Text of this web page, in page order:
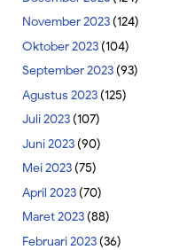
November 2023(124)
Oktober 2023(104)
September 2023(93)
Agustus 2023(125)
Juli 2023(107)
Juni 2023(90)
Mei 2023(75)
April 2023(70)
Maret 2023(88)
Februari 2023(36)